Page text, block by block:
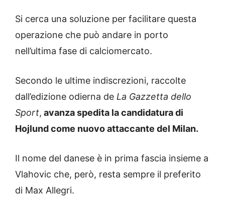
Si cerca una soluzione per facilitare questa
operazione che può andare in porto
nell’ultima fase di calciomercato.
Secondo le ultime indiscrezioni, raccolte
dall’edizione odierna de La Gazzetta dello
Sport, avanza spedita la candidatura di
Hojlund come nuovo attaccante del Milan.
Il nome del danese è in prima fascia insieme a
Vlahovic che, però, resta sempre il preferito
di Max Allegri.